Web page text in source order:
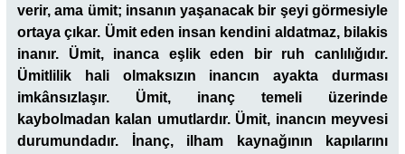
verir, ama ümit; insanın yaşanacak bir şeyi görmesiyle
ortaya çıkar. Ümit eden insan kendini aldatmaz, bilakis
inanır. Ümit, inanca eşlik eden bir ruh canlılığıdır.
Ümitlilik hali olmaksızın inancın ayakta durması
imkânsızlaşır. Ümit, inanç temeli üzerinde
kaybolmadan kalan umutlardır. Ümit, inancın meyvesi
durumundadır. İnanç, ilham kaynağının kapılarını